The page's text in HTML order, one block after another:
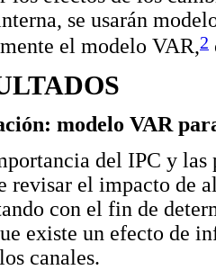
se usarán
el modelo VAR,2
modelo VAR
del IPC y las
revisar el impacto de
con el fin de
existe un efecto de
canales.